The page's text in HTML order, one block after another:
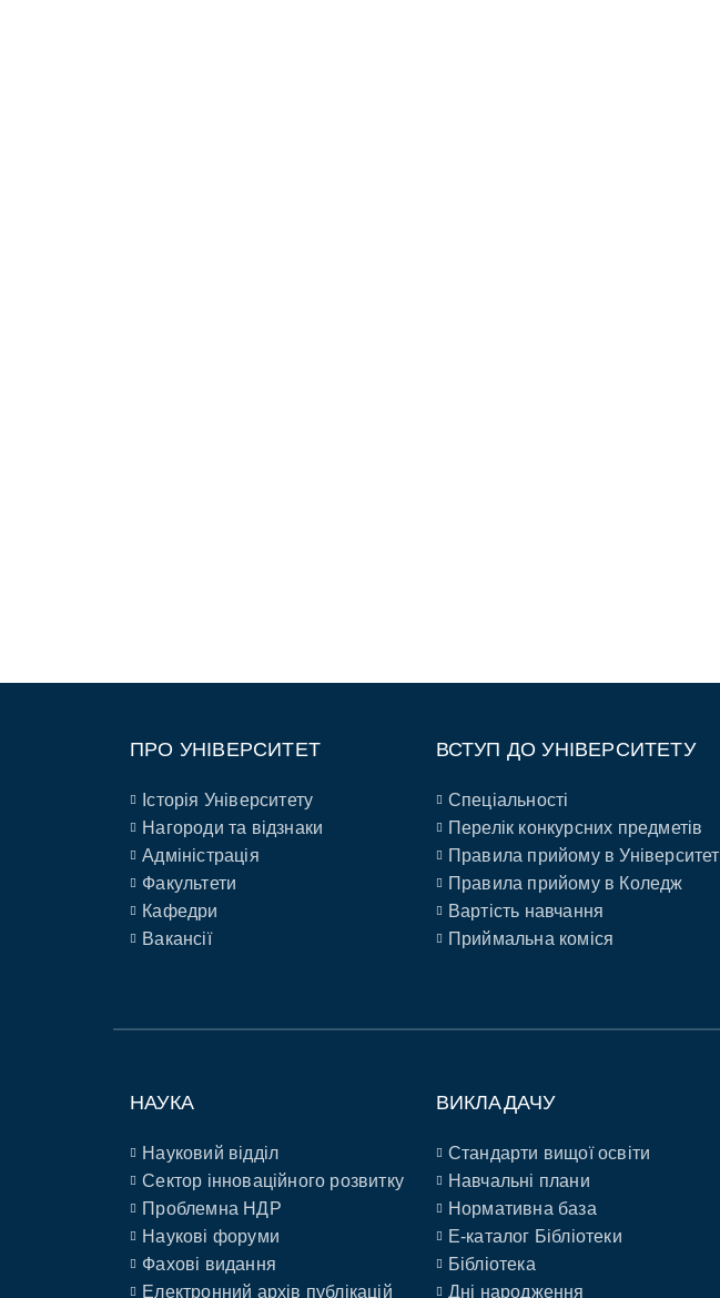
ПРО УНІВЕРСИТЕТ
Історія Університету
Нагороди та відзнаки
Адміністрація
Факультети
Кафедри
Вакансії
ВСТУП ДО УНІВЕРСИТЕТУ
Спеціальності
Перелік конкурсних предметів
Правила прийому в Університет
Правила прийому в Коледж
Вартість навчання
Приймальна коміся
НАУКА
Науковий відділ
Сектор інноваційного розвитку
Проблемна НДР
Наукові форуми
Фахові видання
Електронний архів публікацій
ВИКЛАДАЧУ
Стандарти вищої освіти
Навчальні плани
Нормативна база
E-каталог Бібліотеки
Бібліотека
Дні народження